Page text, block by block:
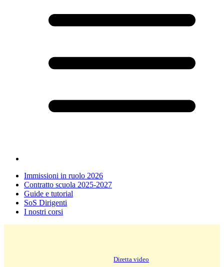
Immissioni in ruolo 2026
Contratto scuola 2025-2027
Guide e tutorial
SoS Dirigenti
I nostri corsi
Diretta video